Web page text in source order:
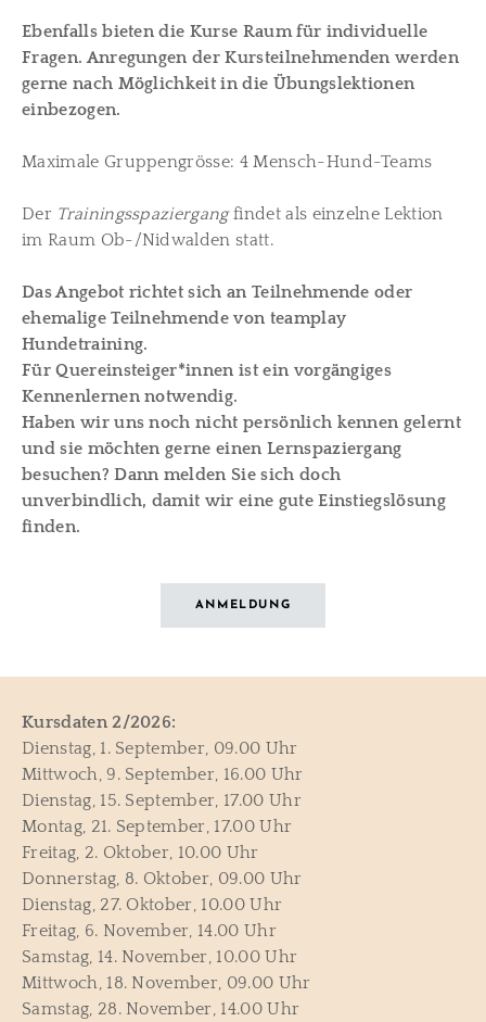
Ebenfalls bieten die Kurse Raum für individuelle
Fragen. Anregungen der Kursteilnehmenden werden
gerne nach Möglichkeit in die Übungslektionen
einbezogen.
Maximale Gruppengrösse: 4 Mensch-Hund-Teams
Der Trainingsspaziergangfindet als einzelne Lektion
im Raum Ob-/Nidwalden statt.
Das Angebot richtet sich an Teilnehmende oder
ehemalige Teilnehmende von teamplay
Hundetraining.
Für Quereinsteiger*innen ist ein vorgängiges
Kennenlernen notwendig.
Haben wir uns noch nicht persönlich kennen gelernt
und sie möchten gerne einen Lernspaziergang
besuchen? Dann melden Sie sich doch
unverbindlich, damit wir eine gute Einstiegslösung
finden.
ANMELDUNG
Kursdaten 2/2026:
Dienstag, 1. September, 09.00 Uhr
Mittwoch, 9. September, 16.00 Uhr
Dienstag, 15. September, 17.00 Uhr
Montag, 21. September, 17.00 Uhr
Freitag, 2. Oktober, 10.00 Uhr
Donnerstag, 8. Oktober, 09.00 Uhr
Dienstag, 27. Oktober, 10.00 Uhr
Freitag, 6. November, 14.00 Uhr
Samstag, 14. November, 10.00 Uhr
Mittwoch, 18. November, 09.00 Uhr
Samstag, 28. November, 14.00 Uhr